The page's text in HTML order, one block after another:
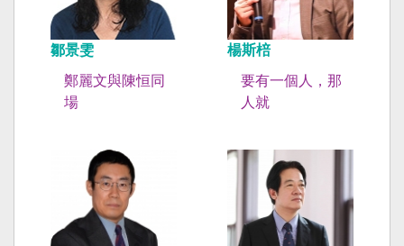
鄒景雯
鄭麗文與陳恒同
場
楊斯棓
要有一個人，那
人就